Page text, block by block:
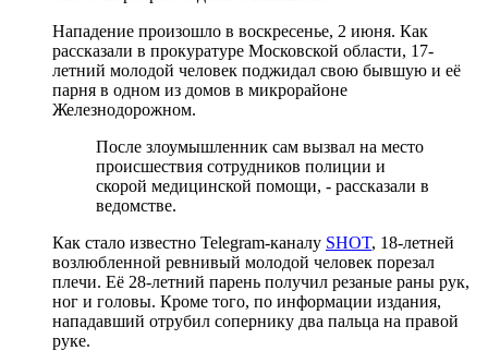
Нападение произошло в воскресенье, 2 июня. Как
рассказали в прокуратуре Московской области, 17-
летний молодой человек поджидал свою бывшую и её
парня в одном из домов в микрорайоне
Железнодорожном.
После злоумышленник сам вызвал на место
происшествия сотрудников полиции и
скорой медицинской помощи, - рассказали в
ведомстве.
Как стало известно Telegram-каналу SHOT, 18-летней
возлюбленной ревнивый молодой человек порезал
плечи. Её 28-летний парень получил резаные раны рук,
ног и головы. Кроме того, по информации издания,
нападавший отрубил сопернику два пальца на правой
руке.